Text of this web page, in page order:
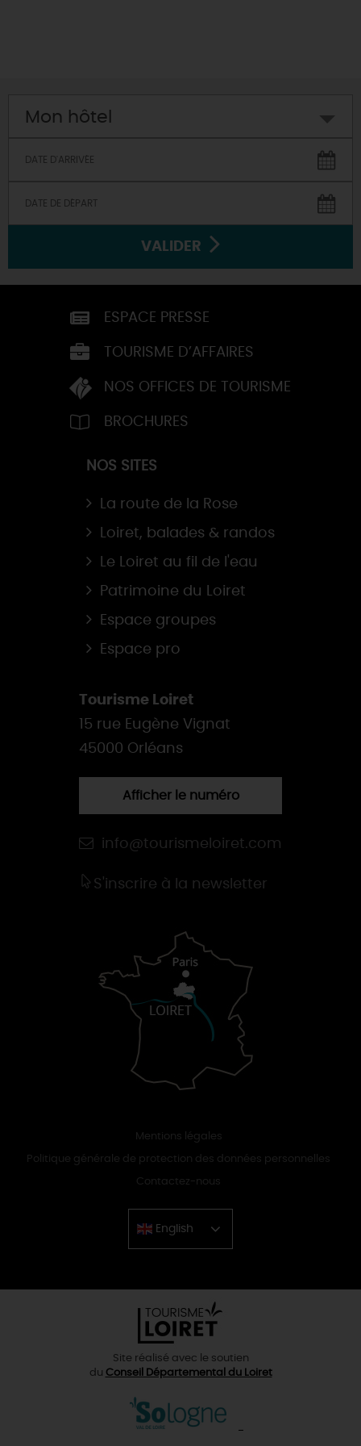
Mon hôtel
VALIDER
ESPACE PRESSE
TOURISME D’AFFAIRES
NOS OFFICES DE TOURISME
BROCHURES
NOS SITES
La route de la Rose
Loiret, balades & randos
Le Loiret au fil de l'eau
Patrimoine du Loiret
Espace groupes
Espace pro
Tourisme Loiret
15 rue Eugène Vignat
45000 Orléans
Afficher le numéro
info@tourismeloiret.com
S'inscrire à la newsletter
Mentions légales
Politique générale de protection des données personnelles
Contactez-nous
English
Chinese
Site réalisé avec le soutien
du Conseil Départemental du Loiret